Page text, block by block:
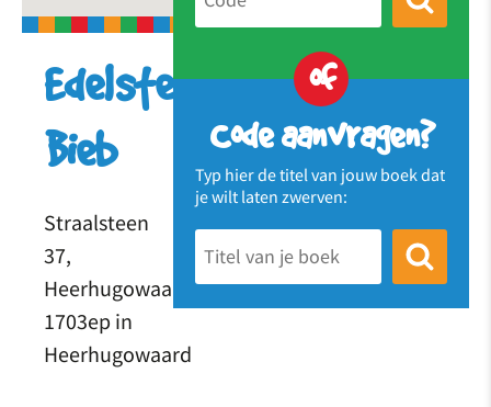
of
Code aanvragen?
Typ hier de titel van jouw boek dat
je wilt laten zwerven:
Edelsteen
Bieb
Straalsteen
37,
Heerhugowaard
1703ep in
Heerhugowaard